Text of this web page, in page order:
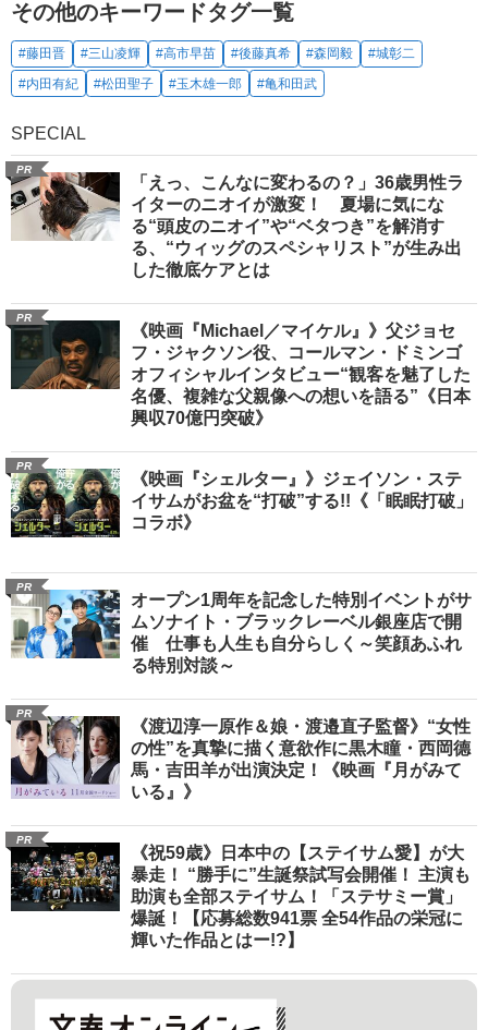
その他のキーワードタグ一覧
#藤田晋 #三山凌輝 #高市早苗 #後藤真希 #森岡毅
#城彰二
#内田有紀
#松田聖子 #玉木雄一郎 #亀和田武
SPECIAL
PR
「えっ、こんなに変わるの？」36歳男性ラ
イターのニオイが激変！ 夏場に気にな
る“頭皮のニオイ”や“ベタつき”を解消す
る、“ウィッグのスペシャリスト”が生み出
した徹底ケアとは
PR
《映画『Michael／マイケル』》父ジョセ
フ・ジャクソン役、コールマン・ドミンゴ
オフィシャルインタビュー“観客を魅了した
名優、複雑な父親像への想いを語る”《日本
興収70億円突破》
PR
《映画『シェルター』》ジェイソン・ステ
イサムがお盆を“打破”する!!《「眠眠打破」
コラボ》
PR
オープン1周年を記念した特別イベントがサ
ムソナイト・ブラックレーベル銀座店で開
催 仕事も人生も自分らしく～笑顔あふれ
る特別対談～
PR
《渡辺淳一原作＆娘・渡邉直子監督》“女性
の性”を真摯に描く意欲作に黒木瞳・西岡德
馬・吉田羊が出演決定！《映画『月がみて
いる』》
PR
《祝59歳》日本中の【ステイサム愛】が大
暴走！ “勝手に”生誕祭試写会開催！ 主演も
助演も全部ステイサム！「ステサミー賞」
爆誕！【応募総数941票 全54作品の栄冠に
輝いた作品とはー!?】